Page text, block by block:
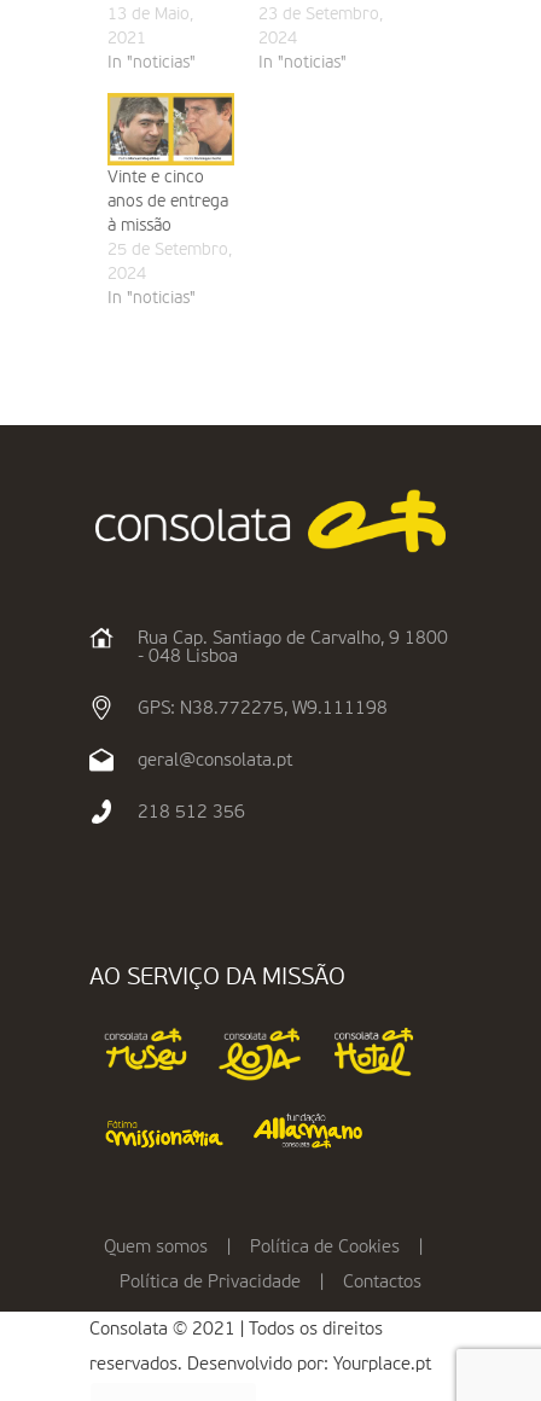
13 de Maio,
2021
In "noticias"
23 de Setembro,
2024
In "noticias"
Vinte e cinco
anos de entrega
à missão
25 de Setembro,
2024
In "noticias"
Rua Cap. Santiago de Carvalho, 9 1800
- 048 Lisboa
GPS: N38.772275, W9.111198
geral@consolata.pt
218 512 356
AO SERVIÇO DA MISSÃO
Quem somos Política de Cookies
Política de Privacidade
Contactos
Consolata © 2021 | Todos os direitos
reservados. Desenvolvido por: Yourplace.pt